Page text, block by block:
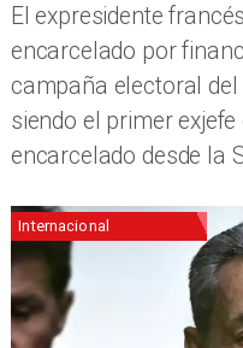
El expresidente
encarcelado por
campaña electoral
siendo el primer
encarcelado desde la
Internacional